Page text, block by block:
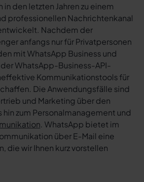
den letzten Jahren zu einem
professionellen Nachrichtenkanal
Nachdem der
anfangs nur für Privatpersonen
mit WhatsApp Business und
WhatsApp-Business-API-
Kommunikationstools für
Die Anwendungsfälle sind
und Marketing über den
zum Personalmanagement und
. WhatsApp bietet im
über E-Mail eine
die wir Ihnen kurz vorstellen